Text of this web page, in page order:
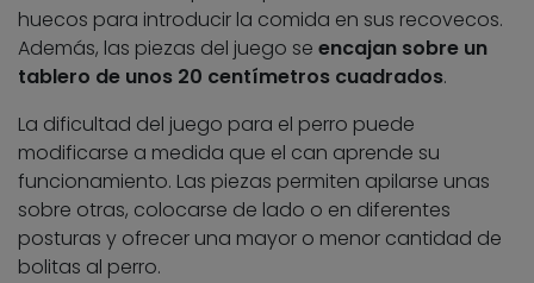
huecos para introducir la comida en sus recovecos.
Además, las piezas del juego se encajan sobre un
tablero de unos 20 centímetros cuadrados.
La dificultad del juego para el perro puede
modificarse a medida que el can aprende su
funcionamiento. Las piezas permiten apilarse unas
sobre otras, colocarse de lado o en diferentes
posturas y ofrecer una mayor o menor cantidad de
bolitas al perro.